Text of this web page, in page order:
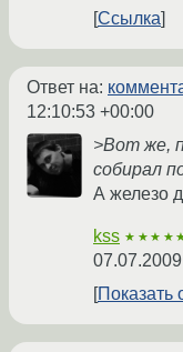
Ссылка
Ответ на:
12:10:53 +00:00
>Вот же,
собирал
А железо
kss
Показать